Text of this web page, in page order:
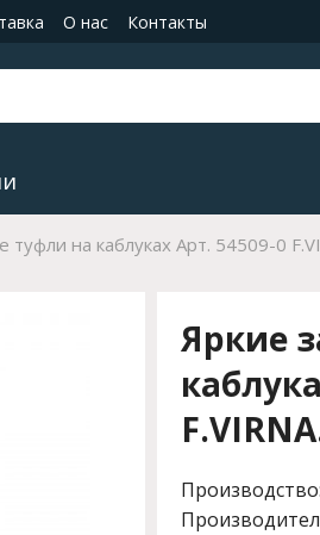
О нас Контакты
на каблуках Арт. 54509-0
Яркие
Производство: